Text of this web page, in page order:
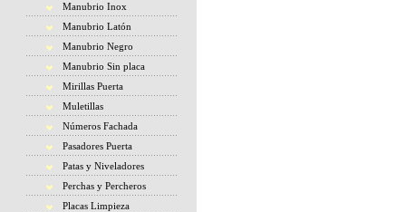
Manubrio Inox
Manubrio Latón
Manubrio Negro
Manubrio Sin placa
Mirillas Puerta
Muletillas
Números Fachada
Pasadores Puerta
Patas y Niveladores
Perchas y Percheros
Placas Limpieza